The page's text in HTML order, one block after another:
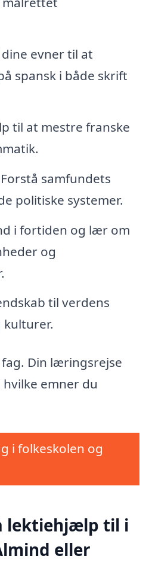
evner til at
spansk i både skrift
til at mestre franske
Forstå samfundets
politiske systemer.
i fortiden og lær om
og
til verdens
kulturer.
Din læringsrejse
emner du
i folkeskolen og
lektiehjælp til i
eller